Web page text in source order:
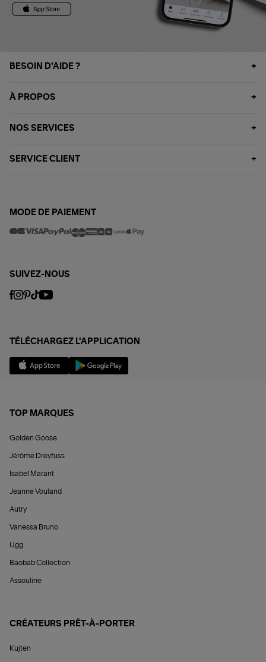
BESOIN D'AIDE ?
À PROPOS
NOS SERVICES
SERVICE CLIENT
MODE DE PAIEMENT
SUIVEZ-NOUS
TÉLÉCHARGEZ L'APPLICATION
TOP MARQUES
Golden Goose
Jérôme Dreyfuss
Isabel Marant
Jeanne Vouland
Autry
Vanessa Bruno
Ugg
Baobab Collection
Assouline
CRÉATEURS PRÊT-À-PORTER
Kujten